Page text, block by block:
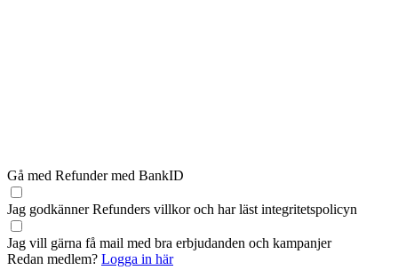
Gå med Refunder med BankID
Jag godkänner Refunders villkoroch har läst integritetspolicyn
Jag vill gärna få mail med bra erbjudanden och kampanjer
Redan medlem? Logga in här